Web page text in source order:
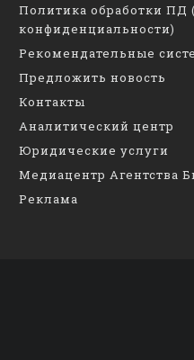
Политика обработки ПД
конфиденциальности)
Рекомендательные
Предложить новость
Контакты
Аналитический центр
Юридические услуги
Медиацентр Агентства
Реклама